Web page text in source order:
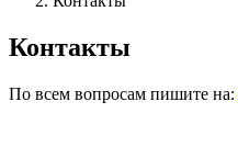
Контакты
По всем вопросам пишите на: